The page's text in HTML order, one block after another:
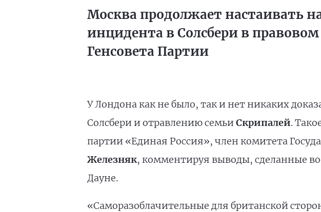
Москва продолжает настаивать
инцидента в Солсбери в
Генсовета Партии
У Лондона как не было, так и нет никаких
Солсбери и отравлению семьи Скрипалей.
партии «Единая Россия», член комитета
Железняк, комментируя выводы, сделанные
Дауне.
«Саморазоблачительные для британской